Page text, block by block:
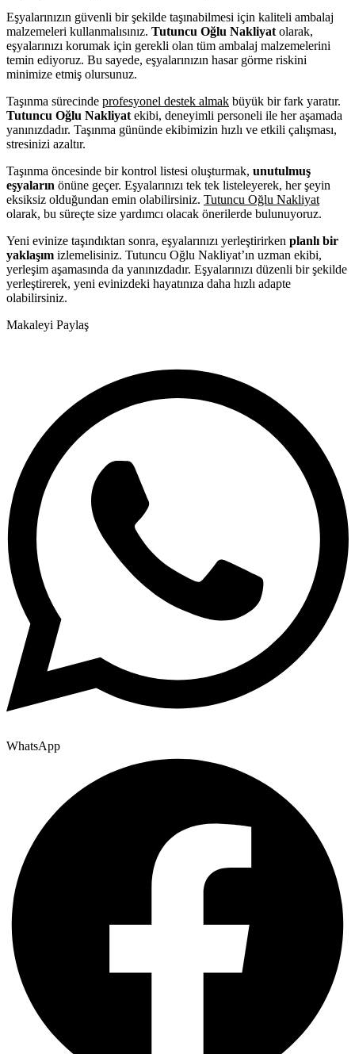
Eşyalarınızın güvenli bir şekilde taşınabilmesi için kaliteli ambalaj
malzemeleri kullanmalısınız. Tutuncu Oğlu Nakliyat olarak,
eşyalarınızı korumak için gerekli olan tüm ambalaj malzemelerini
temin ediyoruz. Bu sayede, eşyalarınızın hasar görme riskini
minimize etmiş olursunuz.
Taşınma sürecinde profesyonel destek almak büyük bir fark yaratır.
Tutuncu Oğlu Nakliyat ekibi, deneyimli personeli ile her aşamada
yanınızdadır. Taşınma gününde ekibimizin hızlı ve etkili çalışması,
stresinizi azaltır.
Taşınma öncesinde bir kontrol listesi oluşturmak, unutulmuş
eşyaların önüne geçer. Eşyalarınızı tek tek listeleyerek, her şeyin
eksiksiz olduğundan emin olabilirsiniz. Tutuncu Oğlu Nakliyat
olarak, bu süreçte size yardımcı olacak önerilerde bulunuyoruz.
Yeni evinize taşındıktan sonra, eşyalarınızı yerleştirirken planlı bir
yaklaşım izlemelisiniz. Tutuncu Oğlu Nakliyat’ın uzman ekibi,
yerleşim aşamasında da yanınızdadır. Eşyalarınızı düzenli bir şekilde
yerleştirerek, yeni evinizdeki hayatınıza daha hızlı adapte
olabilirsiniz.
Makaleyi Paylaş
WhatsApp